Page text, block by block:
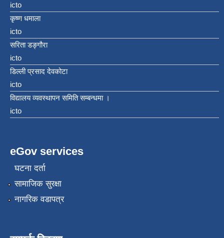
icto
कृष्ण धमाला
icto
सरिता डङ्गौरा
icto
डिल्ली प्रसाद देवकोटा
icto
विद्यालय व्यवस्थापन समिति सम्बन्धमा ।
icto
eGov services
घटना दर्ता
सामाजिक सुरक्षा
नागरिक वडापत्र